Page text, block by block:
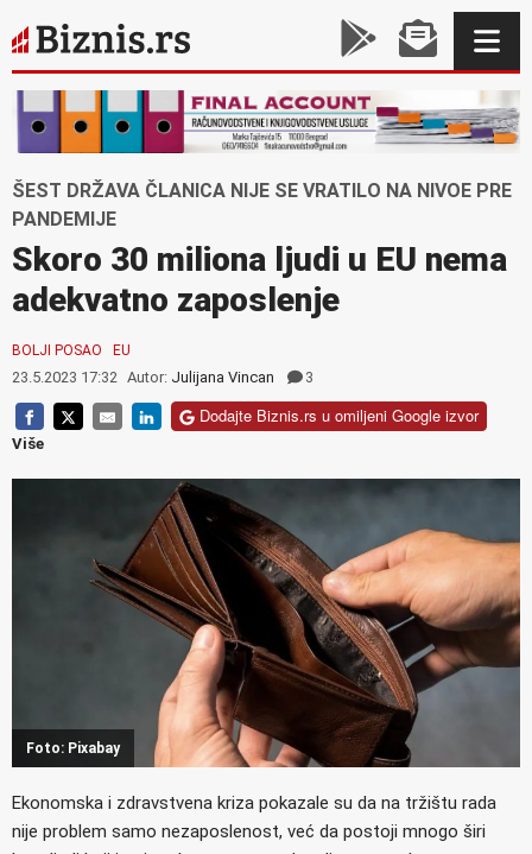
ŠEST DRŽAVA ČLANICA NIJE SE VRATILO NA NIVOE PRE
PANDEMIJE
Skoro 30 miliona ljudi u EU nema
adekvatno zaposlenje
BOLJI POSAO EU
23.5.2023 17:32 Autor: Julijana Vincan 3
Dodajte Biznis.rs u omiljeni Google izvor
Više
Foto: Pixabay
Ekonomska i zdravstvena kriza pokazale su da na tržištu rada
nije problem samo nezaposlenost, već da postoji mnogo širi